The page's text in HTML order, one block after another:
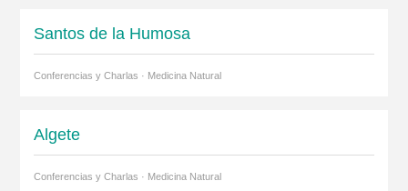
Santos de la Humosa
Conferencias y Charlas · Medicina Natural
Algete
Conferencias y Charlas · Medicina Natural